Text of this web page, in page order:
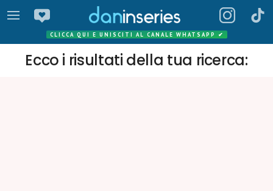
CLICCA QUI E UNISCITI AL CANALE WHATSAPP ✔
Ecco i risultati della tua ricerca: